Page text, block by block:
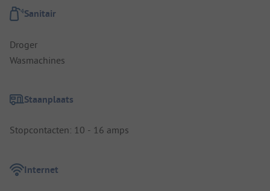
Sanitair
Droger
Wasmachines
Staanplaats
Stopcontacten: 10 - 16 amps
Internet